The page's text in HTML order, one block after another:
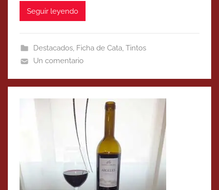
Seguir leyendo
Destacados, Ficha de Cata, Tintos
Un comentario